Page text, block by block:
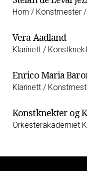
Horn / Konstmester
Vera Aadland
Klarinett /
Enrico Maria
Klarinett /
Konstknekter og
Orkesterakademiet